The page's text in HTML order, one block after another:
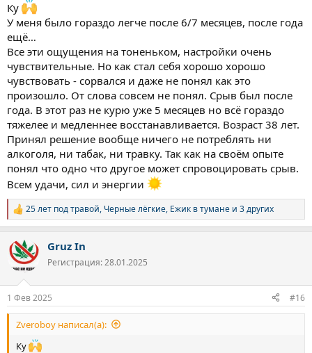
Ку
У меня было гораздо легче после 6/7 месяцев, после года
ещё…
Все эти ощущения на тоненьком, настройки очень
чувствительные. Но как стал себя хорошо хорошо
чувствовать - сорвался и даже не понял как это
произошло. От слова совсем не понял. Срыв был после
года. В этот раз не курю уже 5 месяцев но всё гораздо
тяжелее и медленнее восстанавливается. Возраст 38 лет.
Принял решение вообще ничего не потреблять ни
алкоголя, ни табак, ни травку. Так как на своём опыте
понял что одно что другое может спровоцировать срыв.
Всем удачи, сил и энергии
Р
е
к
ц
и
25 лет под травой, Черные лёгкие, Ежик в тумане и 3 других
Gruz In
Регистрация: 28.01.2025
1 Фев 2025 #16
Zveroboy написал(а):
Ку